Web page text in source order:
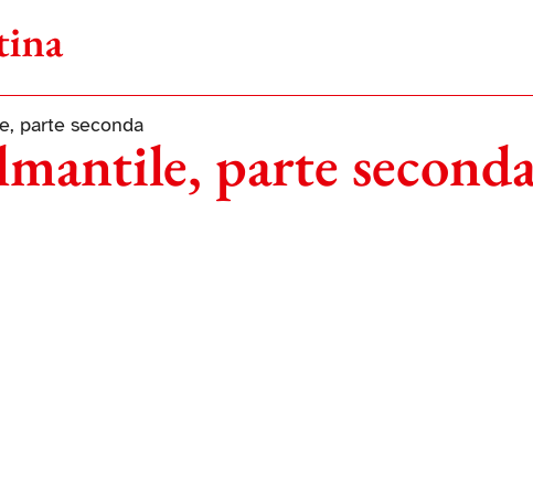
parte seconda
parte